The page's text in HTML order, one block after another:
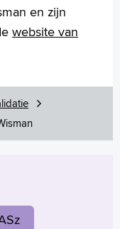
en zijn
website van